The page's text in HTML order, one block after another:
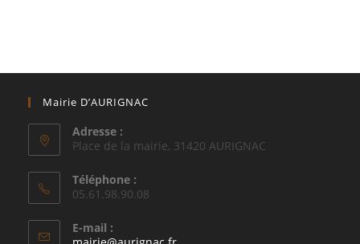
Mairie D’AURIGNAC
Adresse :
Place de la mairie, 31420 AURIGNAC
Téléphone :
05.61.98.90.08
E-mail :